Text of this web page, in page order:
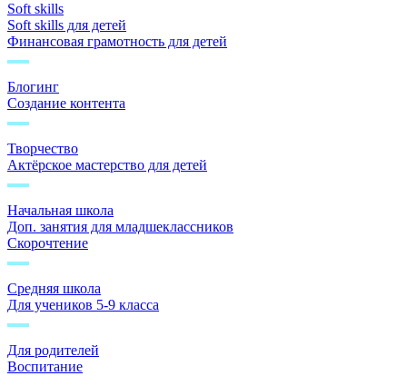
Soft skills
Soft skills для детей
Финансовая грамотность для детей
Блогинг
Создание контента
Творчество
Актёрское мастерство для детей
Начальная школа
Доп. занятия для младшеклассников
Скорочтение
Средняя школа
Для учеников 5-9 класса
Для родителей
Воспитание